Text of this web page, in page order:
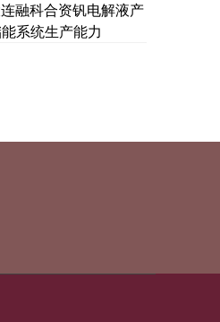
融科合资钒电解液产
系统生产能力